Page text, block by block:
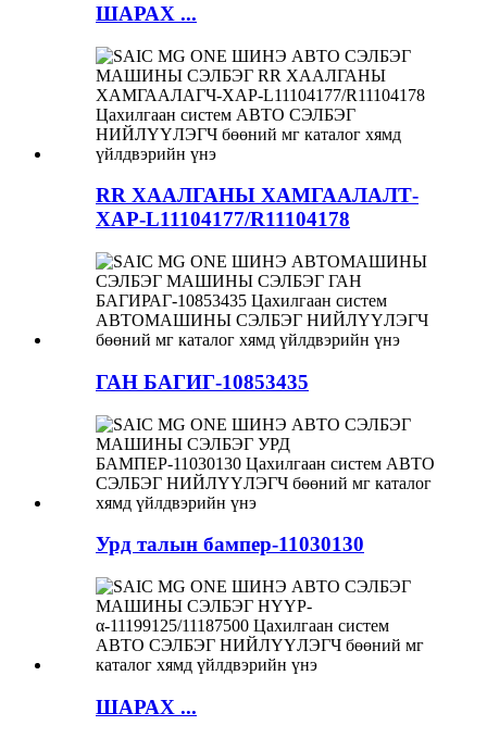
ШАРАХ ...
RR ХААЛГАНЫ ХАМГААЛАЛТ-
ХАР-L11104177/R11104178
ГАН БАГИГ-10853435
Урд талын бампер-11030130
ШАРАХ ...